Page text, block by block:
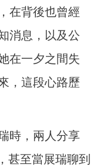
在背後也曾經
消息，以及公
在一夕之間失
，這段心路歷
時，兩人分享
甚至當展瑞聊到